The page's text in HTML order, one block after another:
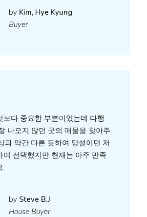
by Kim, Hye Kyung
Buyer
보다 중요한 부분이었는데 다행
나오지 않던 곳의 매물을 찾아주
과 약간 다른 듯하여 망설이던 저
여 선택했지만 현재는 아주 만족
.
by Steve B.J
House Buyer